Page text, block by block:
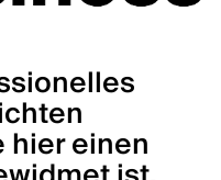
hier einen